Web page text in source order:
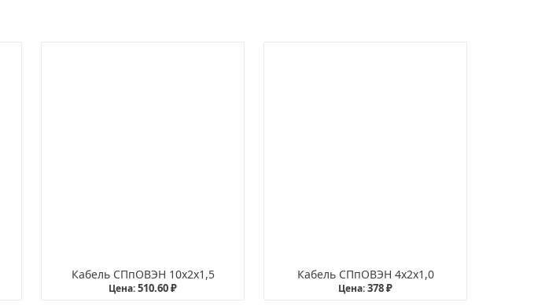
Кабель СПпОВЭН 10х2х1,5
Цена:510.60 ₽
Кабель СПпОВЭН 4х2х1,0
Цена:378 ₽